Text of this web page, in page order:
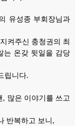
유성종 부회장님과
켜주신 충청권의 최
는 온갖 뒷일을 감당
립니다.
많은 이야기를 쓰고
반복하고 보니,